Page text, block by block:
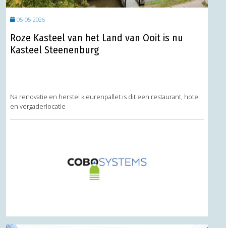
05-05-2026
Roze Kasteel van het Land van Ooit is nu
Kasteel Steenenburg
Na renovatie en herstel kleurenpallet is dit een restaurant, hotel
en vergaderlocatie